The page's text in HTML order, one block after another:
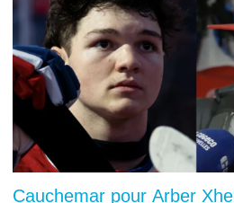
Cauchemar pour Arber